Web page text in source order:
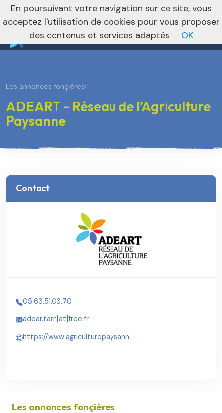
Vers le site national
nivo_2026: 1
Les annonces fonçières›
ADEART - Réseau de l’Agriculture
Paysanne
Contact
05.63.51.03.70
adear.tarn[at]free.fr
https://www.agriculturepaysann
Les annonces fonçières
En poursuivant votre navigation sur ce site, vous
acceptez l'utilisation de cookies pour vous proposer
des contenus et services adaptés
OK